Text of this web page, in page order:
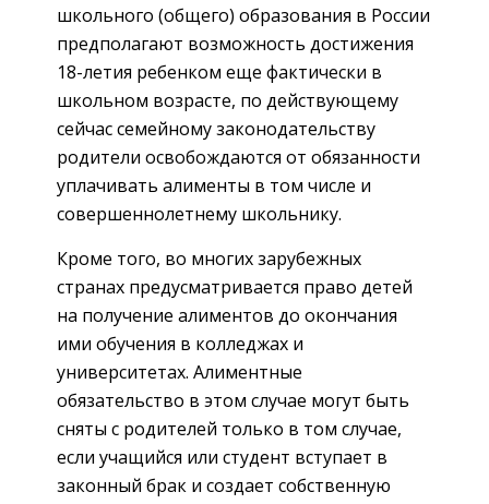
школьного (общего) образования в России
предполагают возможность достижения
18-летия ребенком еще фактически в
школьном возрасте, по действующему
сейчас семейному законодательству
родители освобождаются от обязанности
уплачивать алименты в том числе и
совершеннолетнему школьнику.
Кроме того, во многих зарубежных
странах предусматривается право детей
на получение алиментов до окончания
ими обучения в колледжах и
университетах. Алиментные
обязательство в этом случае могут быть
сняты с родителей только в том случае,
если учащийся или студент вступает в
законный брак и создает собственную